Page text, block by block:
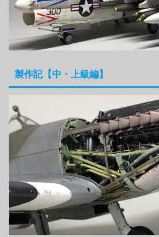
製作記【中・上級編】